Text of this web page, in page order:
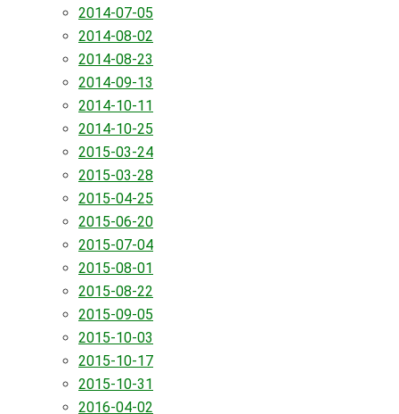
2014-07-05
2014-08-02
2014-08-23
2014-09-13
2014-10-11
2014-10-25
2015-03-24
2015-03-28
2015-04-25
2015-06-20
2015-07-04
2015-08-01
2015-08-22
2015-09-05
2015-10-03
2015-10-17
2015-10-31
2016-04-02